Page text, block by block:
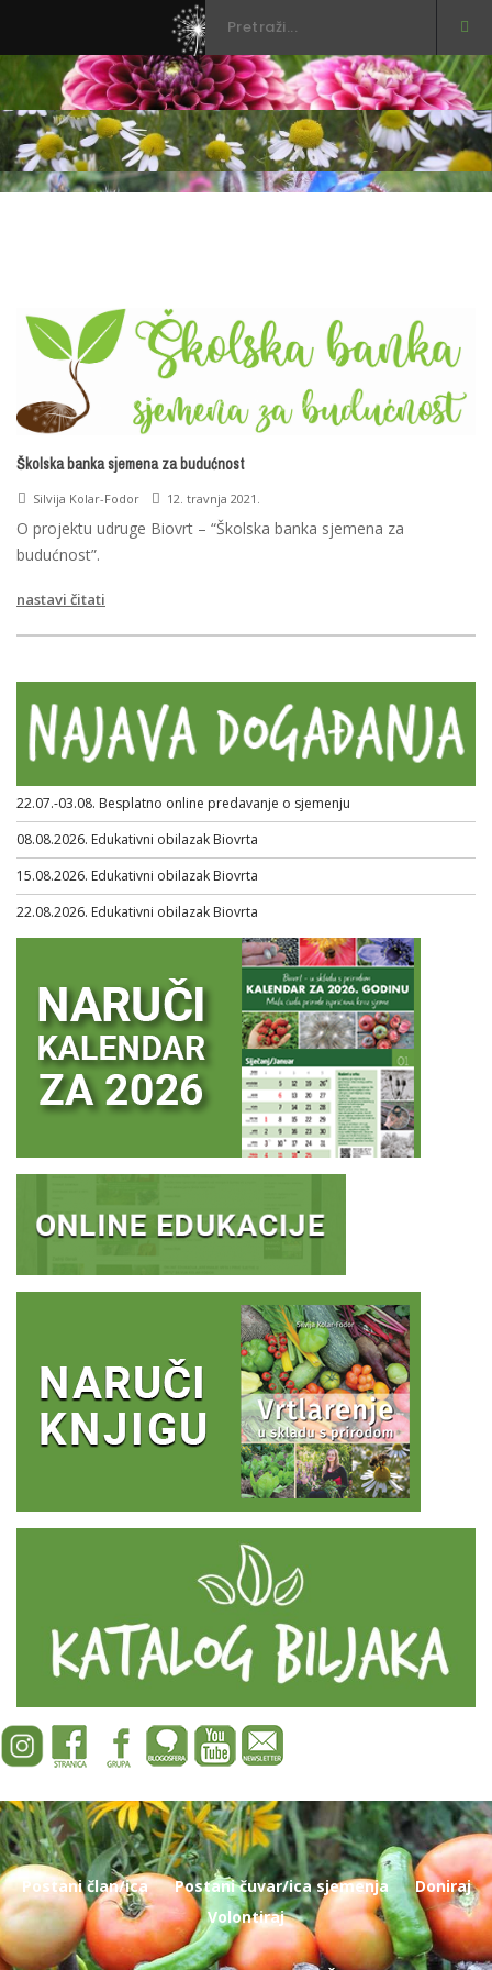
Školska banka sjemena za budućnost
Silvija Kolar-Fodor 12. travnja 2021.
O projektu udruge Biovrt – “Školska banka sjemena za
budućnost”.
nastavi čitati
22.07.-03.08. Besplatno online predavanje o sjemenju
08.08.2026. Edukativni obilazak Biovrta
15.08.2026. Edukativni obilazak Biovrta
22.08.2026. Edukativni obilazak Biovrta
Postani član/ica Postani čuvar/ica sjemenja
Doniraj
Volontiraj